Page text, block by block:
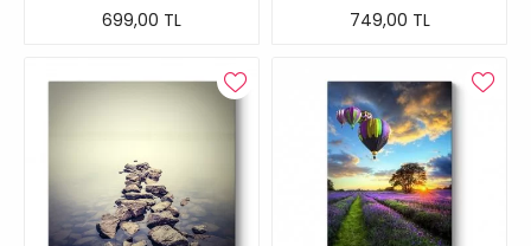
699,00 TL 749,00 TL